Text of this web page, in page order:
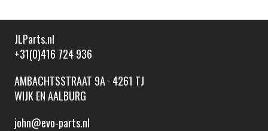
JLParts.nl
+31(0)416 724 936
AMBACHTSSTRAAT 9A · 4261 TJ
WIJK EN AALBURG
john@evo-parts.nl